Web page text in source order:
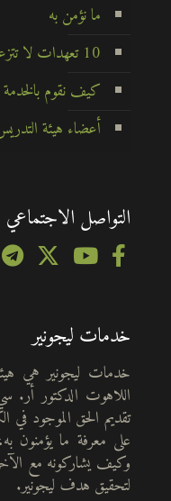
ما نؤمن به
10 تعهدات لا تتزعزع
كيف نقوم بالخدمة
أعضاء هيئة
التواصل الاجتماعي
خدمات ليجونير
خدمات ليجونير هي
تقديم الحق الموجود في
على معرفة ما يؤمنون
وكيف يشاركونه مع
لتحقيق هدف ليجونير.